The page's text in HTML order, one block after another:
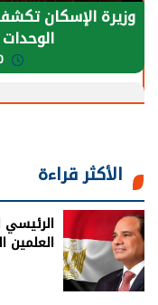
وزيرة الإسكان
الأكثر قراءة
العلمين